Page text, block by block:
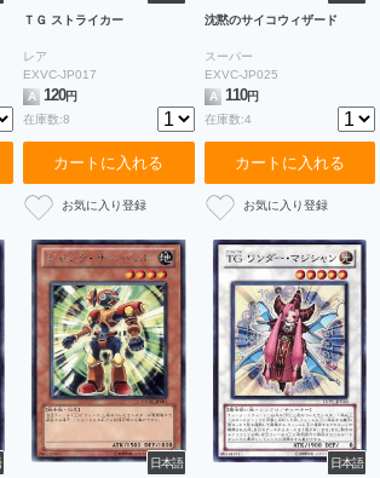
ＴＧ ストライカー
レア
EXVC-JP017
A
120円
在庫数:8
カートに入れる
沈黙のサイコウィザード
スーパー
EXVC-JP025
A 110円
在庫数:4
カートに入れる
日本語 日本語